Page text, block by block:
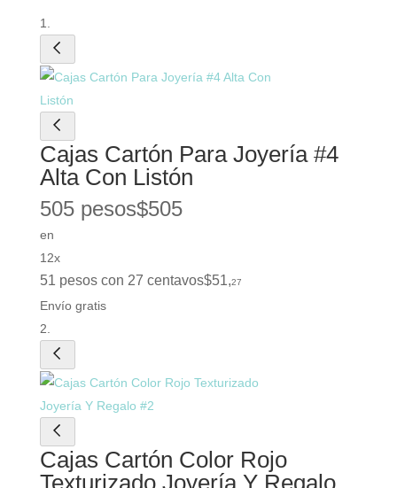
Cajas Cartón Para Joyería #4
Alta Con Listón
505 pesos$505
en
12x
51 pesos con 27 centavos$51,27
Envío gratis
Cajas Cartón Color Rojo
Texturizado Joyería Y Regalo